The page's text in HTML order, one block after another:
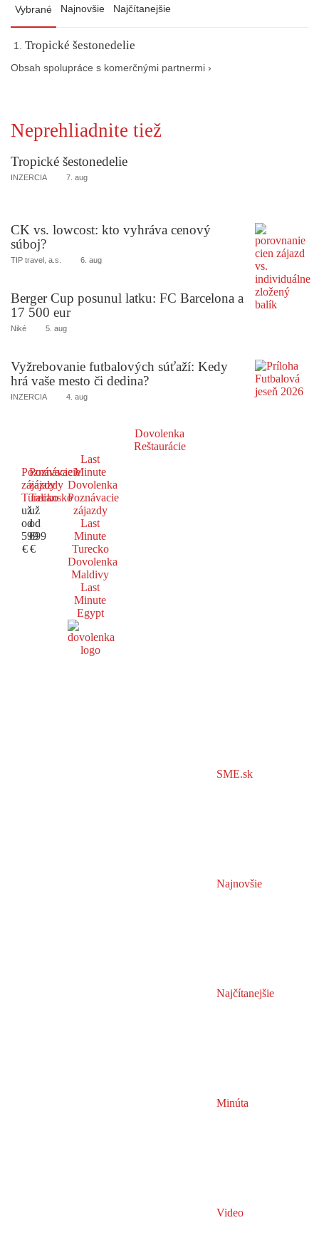
Vybrané Najnovšie Najčítanejšie
Tropické šestonedelie
Obsah spolupráce s komerčnými partnermi ›
Neprehliadnite tiež
Tropické šestonedelie
INZERCIA 7. aug
CK vs. lowcost: kto vyhráva cenový
súboj?
TIP travel, a.s. 6. aug
Berger Cup posunul latku: FC Barcelona a
17 500 eur
Niké 5. aug
Vyžrebovanie futbalových súťaží: Kedy
hrá vaše mesto či dedina?
INZERCIA 4. aug
Dovolenka
Reštaurácie
Poznávacie
zájazdy
Turecko
už
od
599
€
Poznávacie
zájazdy
Taliansko
už
od
699
€
Last
Minute
Dovolenka
Poznávacie
zájazdy
Last
Minute
Turecko
Dovolenka
Maldivy
Last
Minute
Egypt
SME.sk
Najnovšie
Najčítanejšie
Minúta
Video